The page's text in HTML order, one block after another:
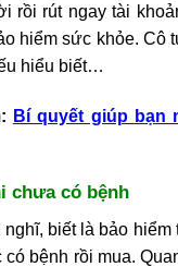
rồi rút ngay tài
hiểm sức khỏe. Cô
hiểu biết…
Bí quyết giúp bạn
chưa có bệnh
biết là bảo hiểm
có bệnh rồi mua.